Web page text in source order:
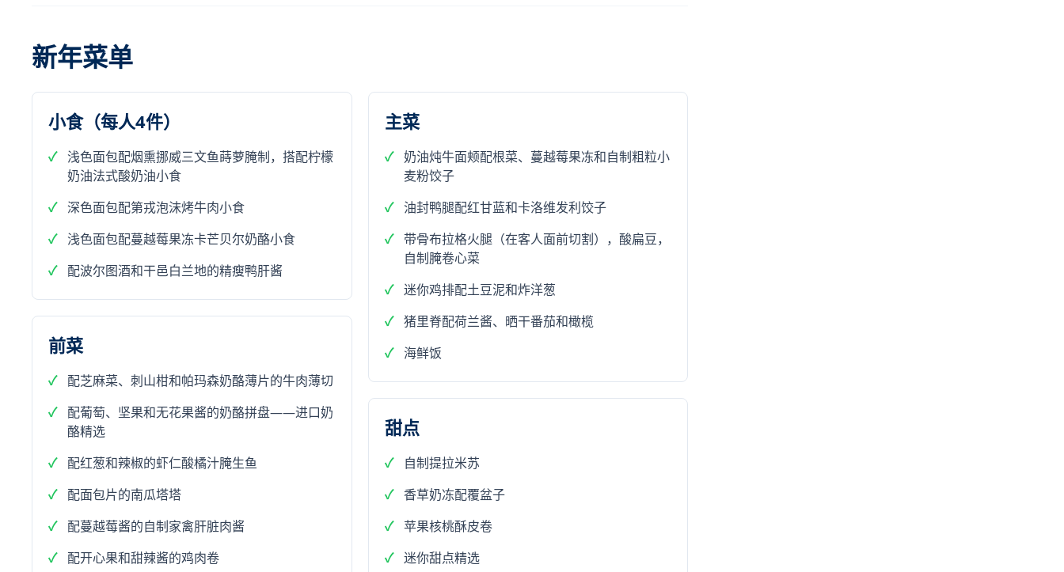
新年菜单
小食（每人4件）
浅色面包配烟熏挪威三文鱼蒔萝腌制，搭配柠檬
奶油法式酸奶油小食
深色面包配第戎泡沫烤牛肉小食
浅色面包配蔓越莓果冻卡芒贝尔奶酪小食
配波尔图酒和干邑白兰地的精瘦鸭肝酱
前菜
配芝麻菜、刺山柑和帕玛森奶酪薄片的牛肉薄切
配葡萄、坚果和无花果酱的奶酪拼盘——进口奶
酪精选
配红葱和辣椒的虾仁酸橘汁腌生鱼
配面包片的南瓜塔塔
配蔓越莓酱的自制家禽肝脏肉酱
配开心果和甜辣酱的鸡肉卷
主菜
奶油炖牛面颊配根菜、蔓越莓果冻和自制粗粒小
麦粉饺子
油封鸭腿配红甘蓝和卡洛维发利饺子
带骨布拉格火腿（在客人面前切割），酸扁豆，
自制腌卷心菜
迷你鸡排配土豆泥和炸洋葱
猪里脊配荷兰酱、晒干番茄和橄榄
海鲜饭
甜点
自制提拉米苏
香草奶冻配覆盆子
苹果核桃酥皮卷
迷你甜点精选